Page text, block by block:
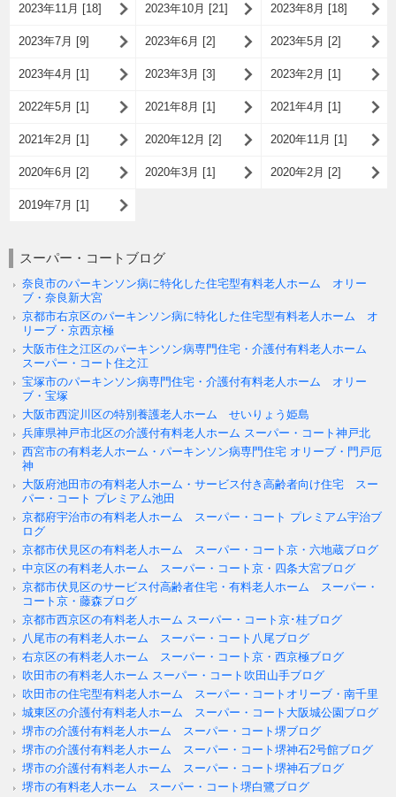
2023年11月 [18] 2023年10月 [21] 2023年8月 [18]
2023年7月 [9] 2023年6月 [2] 2023年5月 [2]
2023年4月 [1] 2023年3月 [3] 2023年2月 [1]
2022年5月 [1] 2021年8月 [1] 2021年4月 [1]
2021年2月 [1] 2020年12月 [2] 2020年11月 [1]
2020年6月 [2] 2020年3月 [1] 2020年2月 [2]
2019年7月 [1]
スーパー・コートブログ
奈良市のパーキンソン病に特化した住宅型有料老人ホーム オリー
ブ・奈良新大宮
京都市右京区のパーキンソン病に特化した住宅型有料老人ホーム オ
リーブ・京西京極
大阪市住之江区のパーキンソン病専門住宅・介護付有料老人ホーム
スーパー・コート住之江
宝塚市のパーキンソン病専門住宅・介護付有料老人ホーム オリー
ブ・宝塚
大阪市西淀川区の特別養護老人ホーム せいりょう姫島
兵庫県神戸市北区の介護付有料老人ホーム スーパー・コート神戸北
西宮市の有料老人ホーム・パーキンソン病専門住宅 オリーブ・門戸厄
神
大阪府池田市の有料老人ホーム・サービス付き高齢者向け住宅 スー
パー・コート プレミアム池田
京都府宇治市の有料老人ホーム スーパー・コート プレミアム宇治ブ
ログ
京都市伏見区の有料老人ホーム スーパー・コート京・六地蔵ブログ
中京区の有料老人ホーム スーパー・コート京・四条大宮ブログ
京都市伏見区のサービス付高齢者住宅・有料老人ホーム スーパー・
コート京・藤森ブログ
京都市西京区の有料老人ホーム スーパー・コート京･桂ブログ
八尾市の有料老人ホーム スーパー・コート八尾ブログ
右京区の有料老人ホーム スーパー・コート京・西京極ブログ
吹田市の有料老人ホーム スーパー・コート吹田山手ブログ
吹田市の住宅型有料老人ホーム スーパー・コートオリーブ・南千里
城東区の介護付有料老人ホーム スーパー・コート大阪城公園ブログ
堺市の介護付有料老人ホーム スーパー・コート堺ブログ
堺市の介護付有料老人ホーム スーパー・コート堺神石2号館ブログ
堺市の介護付有料老人ホーム スーパー・コート堺神石ブログ
堺市の有料老人ホーム スーパー・コート堺白鷺ブログ